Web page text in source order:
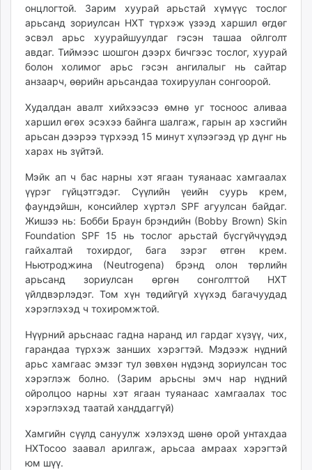
tac.mn
paparazzi.mn
unread.today
онцлогтой. Зарим хуурай арьстай хүмүүс тослог
арьсанд зориулсан НХТ түрхэж үзээд харшил өгдөг
эсвэл арьс хуурайшуулдаг гэсэн ташаа ойлголт
авдаг. Тиймээс шошгон дээрх бичгээс тослог, хуурай
болон холимог арьс гэсэн ангилалыг нь сайтар
анзаарч, өөрийн арьсандаа тохируулан сонгоорой.
Худалдан авалт хийхээсээ өмнө уг тосноос аливаа
харшил өгөх эсэхээ байнга шалгаж, гарын ар хэсгийн
арьсан дээрээ түрхээд 15 минут хүлээгээд үр дүнг нь
харах нь зүйтэй.
Мэйк ап ч бас нарны хэт ягаан туяанаас хамгаалах
үүрэг гүйцэтгэдэг. Сүүлийн үеийн суурь крем,
фаундэйшн, консийлер хүртэл SPF агуулсан байдаг.
Жишээ нь: Бобби Браун брэндийн (Bobby Brown) Skin
Foundation SPF 15 нь тослог арьстай бүсгүйчүүдэд
гайхалтай тохирдог, бага зэрэг өтгөн крем.
Ньютроджина (Neutrogena) брэнд олон төрлийн
арьсанд зориулсан өргөн сонголттой НХТ
үйлдвэрлэдэг. Том хүн төдийгүй хүүхэд багачуудад
хэрэглэхэд ч тохиромжтой.
Нүүрний арьснаас гадна наранд ил гардаг хүзүү, чих,
гарандаа түрхэж занших хэрэгтэй. Мэдээж нүдний
арьс хамгаас эмзэг тул зөвхөн нүдэнд зориулсан тос
хэрэглэж болно. (Зарим арьсны эмч нар нүдний
ойролцоо нарны хэт ягаан туяанаас хамгаалах тос
хэрэглэхэд таатай ханддаггүй)
Хамгийн сүүлд сануулж хэлэхэд шөнө орой унтахдаа
НХТосоо заавал арилгаж, арьсаа амраах хэрэгтэй
юм шүү.